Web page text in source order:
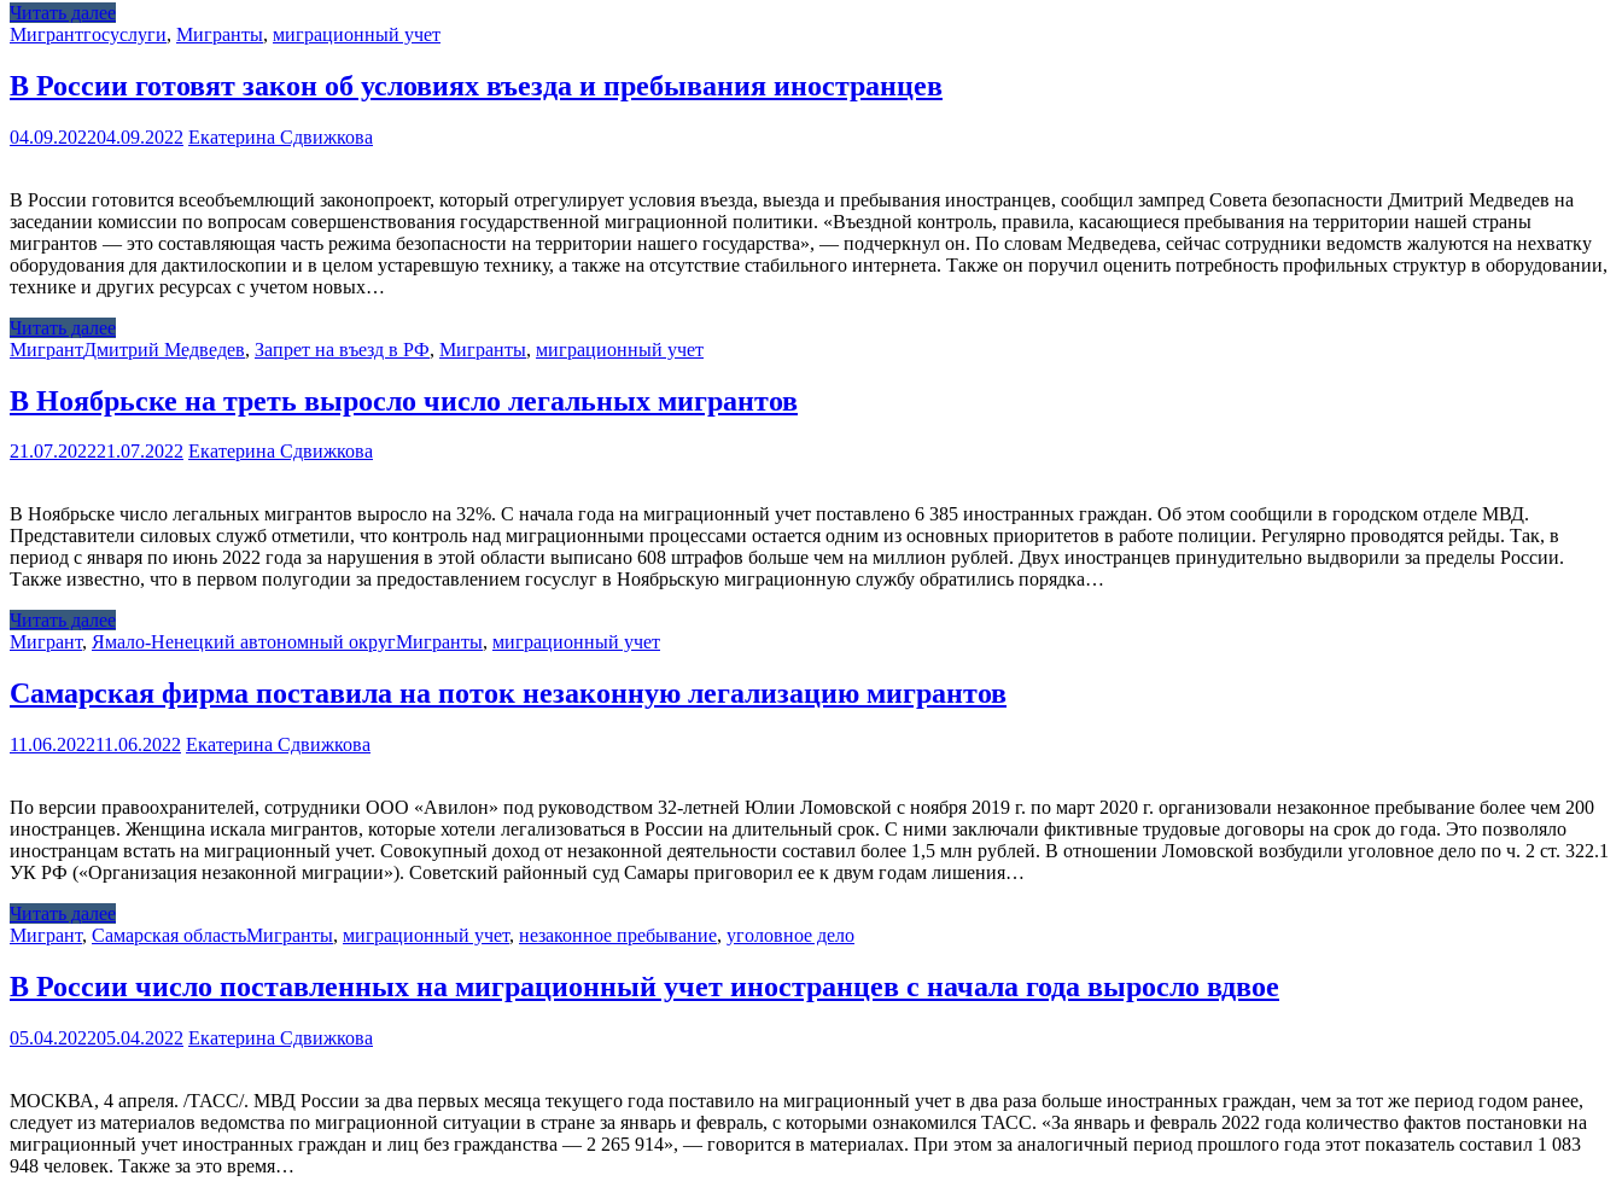
Читать далее
Мигрантгосуслуги, Мигранты, миграционный учет
В России готовят закон об условиях въезда и пребывания иностранцев
04.09.202204.09.2022 Екатерина Сдвижкова
В России готовится всеобъемлющий законопроект, который отрегулирует условия въезда, выезда и пребывания иностранцев, сообщил зампред Совета безопасности Дмитрий Медведев на
заседании комиссии по вопросам совершенствования государственной миграционной политики. «Въездной контроль, правила, касающиеся пребывания на территории нашей страны
мигрантов — это составляющая часть режима безопасности на территории нашего государства», — подчеркнул он. По словам Медведева, сейчас сотрудники ведомств жалуются на нехватку
оборудования для дактилоскопии и в целом устаревшую технику, а также на отсутствие стабильного интернета. Также он поручил оценить потребность профильных структур в оборудовании,
технике и других ресурсах с учетом новых…
Читать далее
МигрантДмитрий Медведев, Запрет на въезд в РФ, Мигранты, миграционный учет
В Ноябрьске на треть выросло число легальных мигрантов
21.07.202221.07.2022 Екатерина Сдвижкова
В Ноябрьске число легальных мигрантов выросло на 32%. С начала года на миграционный учет поставлено 6 385 иностранных граждан. Об этом сообщили в городском отделе МВД.
Представители силовых служб отметили, что контроль над миграционными процессами остается одним из основных приоритетов в работе полиции. Регулярно проводятся рейды. Так, в
период с января по июнь 2022 года за нарушения в этой области выписано 608 штрафов больше чем на миллион рублей. Двух иностранцев принудительно выдворили за пределы России.
Также известно, что в первом полугодии за предоставлением госуслуг в Ноябрьскую миграционную службу обратились порядка…
Читать далее
Мигрант, Ямало-Ненецкий автономный округМигранты, миграционный учет
Самарская фирма поставила на поток незаконную легализацию мигрантов
11.06.202211.06.2022 Екатерина Сдвижкова
По версии правоохранителей, сотрудники ООО «Авилон» под руководством 32-летней Юлии Ломовской с ноября 2019 г. по март 2020 г. организовали незаконное пребывание более чем 200
иностранцев. Женщина искала мигрантов, которые хотели легализоваться в России на длительный срок. С ними заключали фиктивные трудовые договоры на срок до года. Это позволяло
иностранцам встать на миграционный учет. Совокупный доход от незаконной деятельности составил более 1,5 млн рублей. В отношении Ломовской возбудили уголовное дело по ч. 2 ст. 322.1
УК РФ («Организация незаконной миграции»). Советский районный суд Самары приговорил ее к двум годам лишения…
Читать далее
Мигрант, Самарская областьМигранты, миграционный учет, незаконное пребывание, уголовное дело
В России число поставленных на миграционный учет иностранцев с начала года выросло вдвое
05.04.202205.04.2022 Екатерина Сдвижкова
МОСКВА, 4 апреля. /ТАСС/. МВД России за два первых месяца текущего года поставило на миграционный учет в два раза больше иностранных граждан, чем за тот же период годом ранее,
следует из материалов ведомства по миграционной ситуации в стране за январь и февраль, с которыми ознакомился ТАСС. «За январь и февраль 2022 года количество фактов постановки на
миграционный учет иностранных граждан и лиц без гражданства — 2 265 914», — говорится в материалах. При этом за аналогичный период прошлого года этот показатель составил 1 083
948 человек. Также за это время…